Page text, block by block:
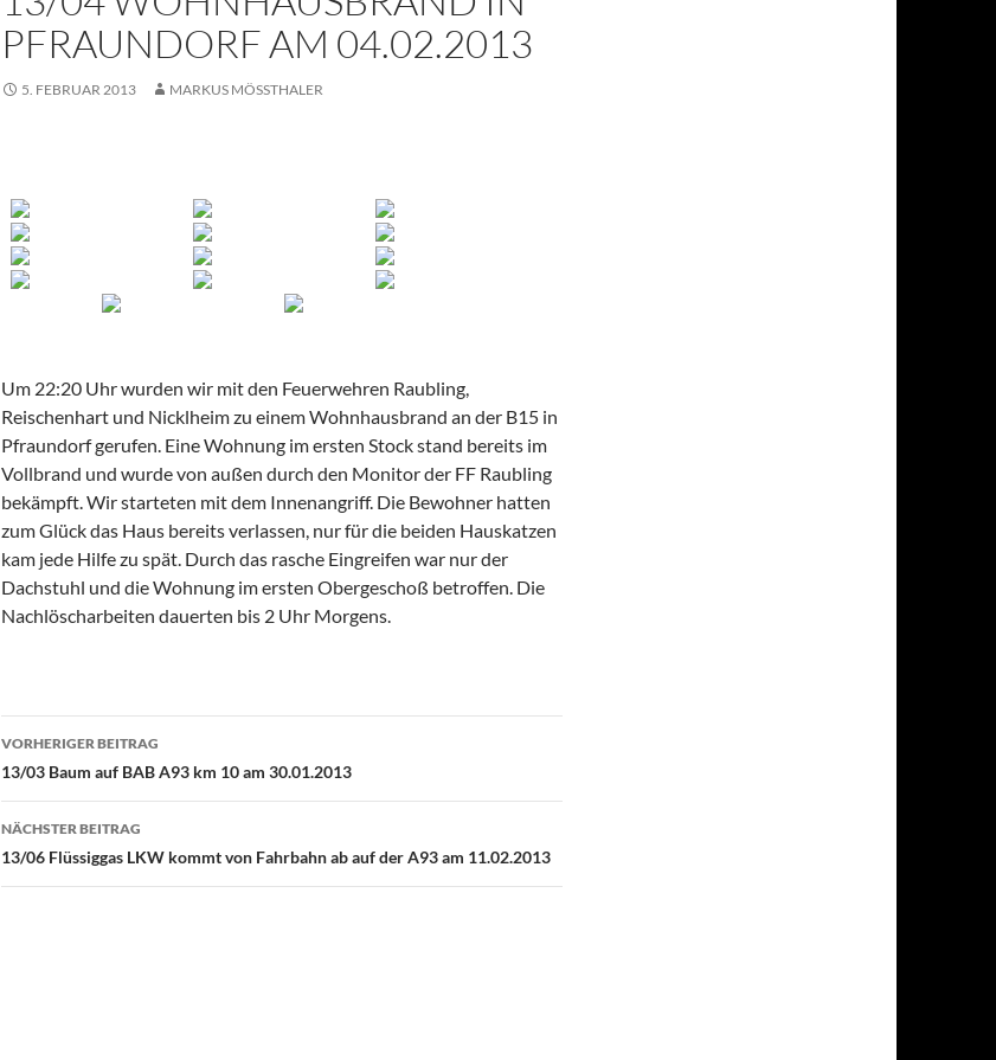
PFRAUNDORF AM 04.02.2013
5. FEBRUAR 2013 MARKUS MÖSSTHALER
Um 22:20 Uhr wurden wir mit den Feuerwehren Raubling,
Reischenhart und Nicklheim zu einem Wohnhausbrand an der B15 in
Pfraundorf gerufen. Eine Wohnung im ersten Stock stand bereits im
Vollbrand und wurde von außen durch den Monitor der FF Raubling
bekämpft. Wir starteten mit dem Innenangriff. Die Bewohner hatten
zum Glück das Haus bereits verlassen, nur für die beiden Hauskatzen
kam jede Hilfe zu spät. Durch das rasche Eingreifen war nur der
Dachstuhl und die Wohnung im ersten Obergeschoß betroffen. Die
Nachlöscharbeiten dauerten bis 2 Uhr Morgens.
Beitragsnavigation
VORHERIGER BEITRAG
13/03 Baum auf BAB A93 km 10 am 30.01.2013
NÄCHSTER BEITRAG
13/06 Flüssiggas LKW kommt von Fahrbahn ab auf der A93 am 11.02.2013